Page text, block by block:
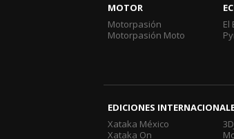
MOTOR
Motorpasión
Motorpasión Moto
El
EDICIONES
Xataka México
Xataka On